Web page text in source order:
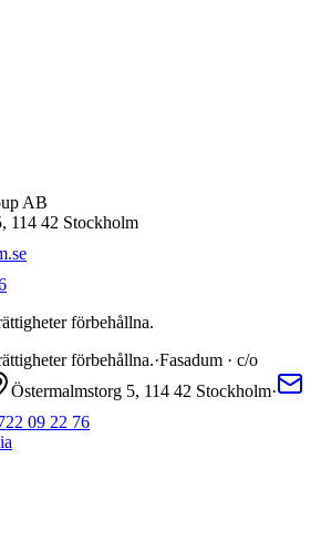
AB
114 42 Stockholm
förbehållna.
förbehållna.·Fasadum · c/o
Östermalmstorg 5, 114 42 Stockholm·
09 22 76